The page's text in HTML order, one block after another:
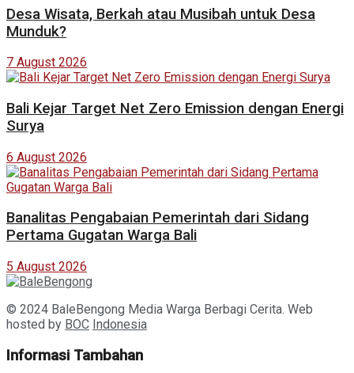
Desa Wisata, Berkah atau Musibah untuk Desa
Munduk?
7 August 2026
Bali Kejar Target Net Zero Emission dengan Energi
Surya
6 August 2026
Banalitas Pengabaian Pemerintah dari Sidang
Pertama Gugatan Warga Bali
5 August 2026
© 2024 BaleBengong Media Warga Berbagi Cerita. Web
hosted by BOC Indonesia
Informasi Tambahan